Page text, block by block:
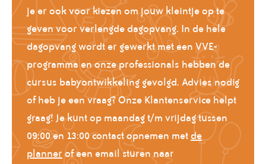
je er ook voor kiezen om jouw kleintje op te
geven voor verlengde dagopvang. In de hele
dagopvang wordt er gewerkt met een VVE-
programma en onze professionals hebben de
cursus babyontwikkeling gevolgd. Advies nodig
of heb je een vraag? Onze Klantenservice helpt
graag! Je kunt op maandag t/m vrijdag tussen
09:00 en 13:00 contact opnemen metde
plannerof een email sturen naar